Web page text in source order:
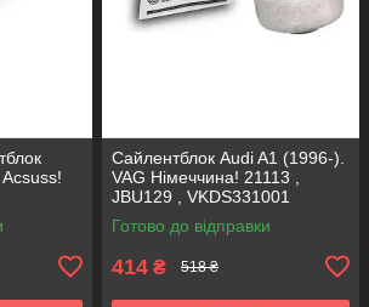
Сайлентблок Audi A1 (1996-).
VAG Німеччина! 21113 ,
JBU129 , VKDS331001
Готово до відправки
414 ₴ 518 ₴